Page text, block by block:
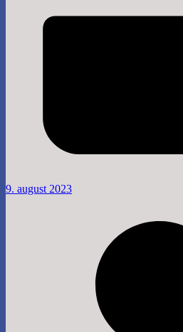
9. august 2023